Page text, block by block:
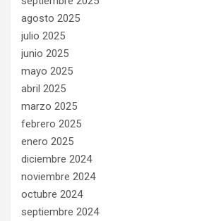
agosto 2025
julio 2025
junio 2025
mayo 2025
abril 2025
marzo 2025
febrero 2025
enero 2025
diciembre 2024
noviembre 2024
octubre 2024
septiembre 2024